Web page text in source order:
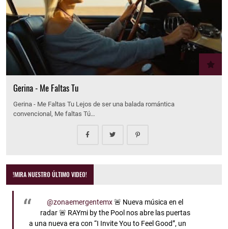
Gerina - Me Faltas Tu
Gerina - Me Faltas Tu Lejos de ser una balada romántica
convencional, Me faltas Tú…
!MIRA NUESTRO ÚLTIMO VIDEO!
@zonaemergentemx🚨 Nueva música en el
radar 🚨 RAYmi by the Pool nos abre las puertas
a una nueva era con “I Invite You to Feel Good”, un